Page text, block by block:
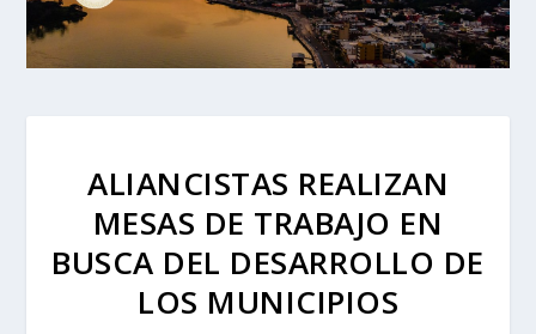
ALIANCISTAS REALIZAN
MESAS DE TRABAJO EN
BUSCA DEL DESARROLLO DE
LOS MUNICIPIOS